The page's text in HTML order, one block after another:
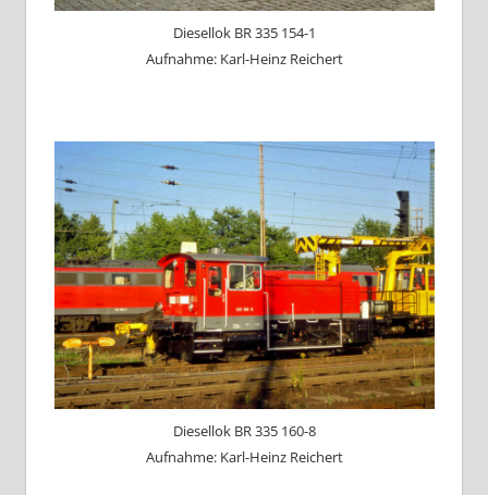
Diesellok BR 335 154-1
Aufnahme: Karl-Heinz Reichert
Diesellok BR 335 160-8
Aufnahme: Karl-Heinz Reichert